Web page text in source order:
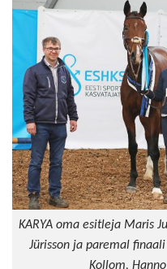
KARYA oma esitleja Maris
Jürisson ja paremal
Kollom,